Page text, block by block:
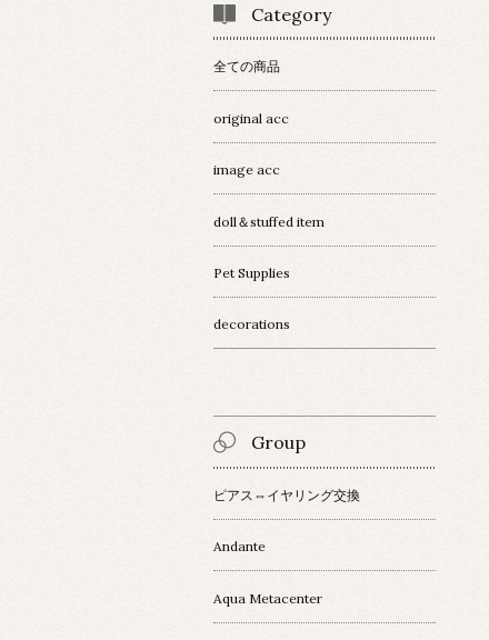
Category
全ての商品
original acc
image acc
doll＆stuffed item
Pet Supplies
decorations
Group
ピアス⇔イヤリング交換
Andante
Aqua Metacenter